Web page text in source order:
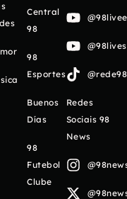
Central
98
98
Esportes
Buenos
Días
98
Futebol
Clube
Redes
Sociais 98
News